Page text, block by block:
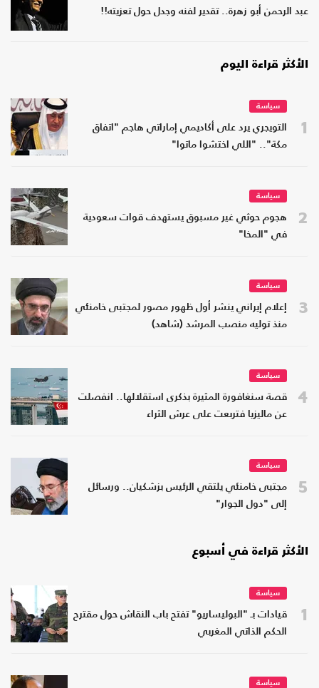
عبد الرحمن أبو زهرة.. تقدير لفنه وجدل حول تعزيته!!
الأكثر قراءة اليوم
1
سياسة
التويجري يرد على أكاديمي إماراتي هاجم "اتفاق
مكة".. "اللي اختشوا ماتوا"
2
سياسة
هجوم حوثي غير مسبوق يستهدف قوات سعودية
في "المخا"
3
سياسة
إعلام إيراني ينشر أول ظهور مصور لمجتبى خامنئي
منذ توليه منصب المرشد (شاهد)
4
سياسة
قصة سنغافورة المثيرة بذكرى استقلالها.. انفصلت
عن ماليزيا فتربعت على عرش الثراء
5
سياسة
مجتبى خامنئي يلتقي الرئيس بزشكيان.. ورسائل
إلى "دول الجوار"
الأكثر قراءة في أسبوع
1
سياسة
قيادات بـ "البوليساريو" تفتح باب النقاش حول مقترح
الحكم الذاتي المغربي
سياسة